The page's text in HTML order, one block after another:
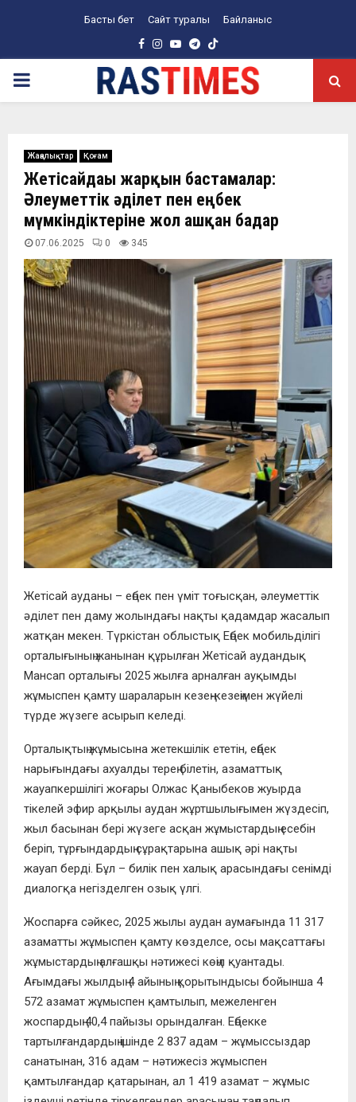
Басты бет Сайт туралы Байланыс
Facebook
Instagram
YoutubeTelegram
PRIMARY
Жаңалықтар Қоғам
Жетісайдағы жарқын бастамалар:
Әлеуметтік әділет пен еңбек
мүмкіндіктеріне жол ашқан бағдар
07.06.2025 0 345
Жетісай ауданы – еңбек пен үміт тоғысқан, әлеуметтік
әділет пен даму жолындағы нақты қадамдар жасалып
жатқан мекен. Түркістан облыстық Еңбек мобильділігі
орталығының жанынан құрылған Жетісай аудандық
Мансап орталығы 2025 жылға арналған ауқымды
жұмыспен қамту шараларын кезең-кезеңімен жүйелі
түрде жүзеге асырып келеді.
Орталықтың жұмысына жетекшілік ететін, еңбек
нарығындағы ахуалды терең білетін, азаматтық
жауапкершілігі жоғары Олжас Қаныбеков жуырда
тікелей эфир арқылы аудан жұртшылығымен жүздесіп,
жыл басынан бері жүзеге асқан жұмыстардың есебін
беріп, тұрғындардың сұрақтарына ашық әрі нақты
жауап берді. Бұл – билік пен халық арасындағы сенімді
диалогқа негізделген озық үлгі.
Жоспарға сәйкес, 2025 жылы аудан аумағында 11 317
азаматты жұмыспен қамту көзделсе, осы мақсаттағы
жұмыстардың алғашқы нәтижесі көңіл қуантады.
Ағымдағы жылдың 4 айының қорытындысы бойынша 4
572 азамат жұмыспен қамтылып, межеленген
жоспардың 40,4 пайызы орындалған. Еңбекке
тартылғандардың ішінде 2 837 адам – жұмыссыздар
санатынан, 316 адам – нәтижесіз жұмыспен
қамтылғандар қатарынан, ал 1 419 азамат – жұмыс